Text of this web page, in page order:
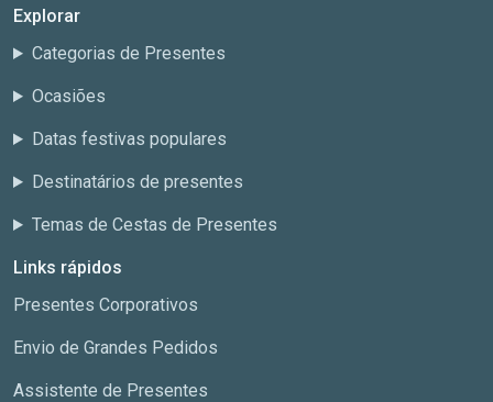
Explorar
Categorias de Presentes
Ocasiões
Datas festivas populares
Destinatários de presentes
Temas de Cestas de Presentes
Links rápidos
Presentes Corporativos
Envio de Grandes Pedidos
Assistente de Presentes